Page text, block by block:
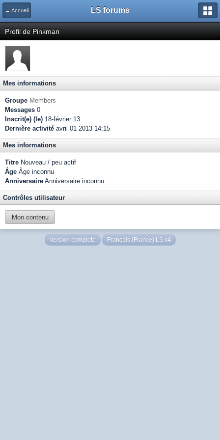
← Accueil LS forums
Profil de Pinkman
Mes informations
Groupe Members
Messages 0
Inscrit(e) (le) 18-février 13
Dernière activité avril 01 2013 14:15
Mes informations
Titre Nouveau / peu actif
Âge Âge inconnu
Anniversaire Anniversaire inconnu
Contrôles utilisateur
Mon contenu
Version complète Français (France) LS v4